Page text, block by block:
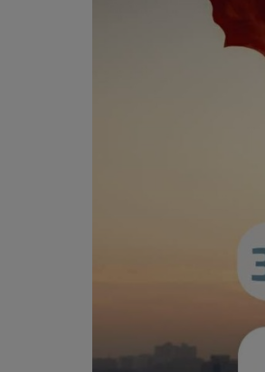
VOTRE PUBLICITÉ SUR PONTACQ RADIO